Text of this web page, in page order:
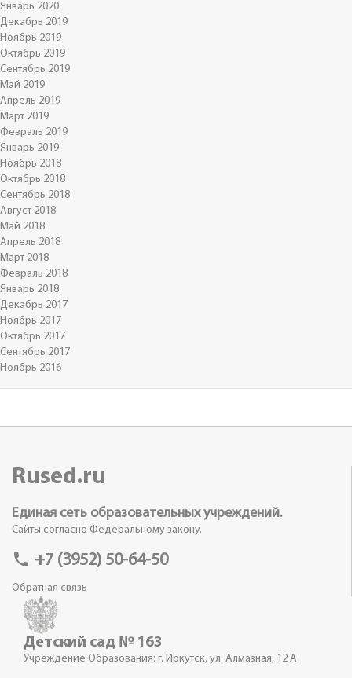
Январь 2020
Декабрь 2019
Ноябрь 2019
Октябрь 2019
Сентябрь 2019
Май 2019
Апрель 2019
Март 2019
Февраль 2019
Январь 2019
Ноябрь 2018
Октябрь 2018
Сентябрь 2018
Август 2018
Май 2018
Апрель 2018
Март 2018
Февраль 2018
Январь 2018
Декабрь 2017
Ноябрь 2017
Октябрь 2017
Сентябрь 2017
Ноябрь 2016
Rused.ru
Единая сеть образовательных учреждений.
Сайты согласно Федеральному закону.
phone +7 (3952) 50-64-50
Обратная связь
Детский сад № 163
Учреждение Образования: г. Иркутск, ул. Алмазная, 12 А